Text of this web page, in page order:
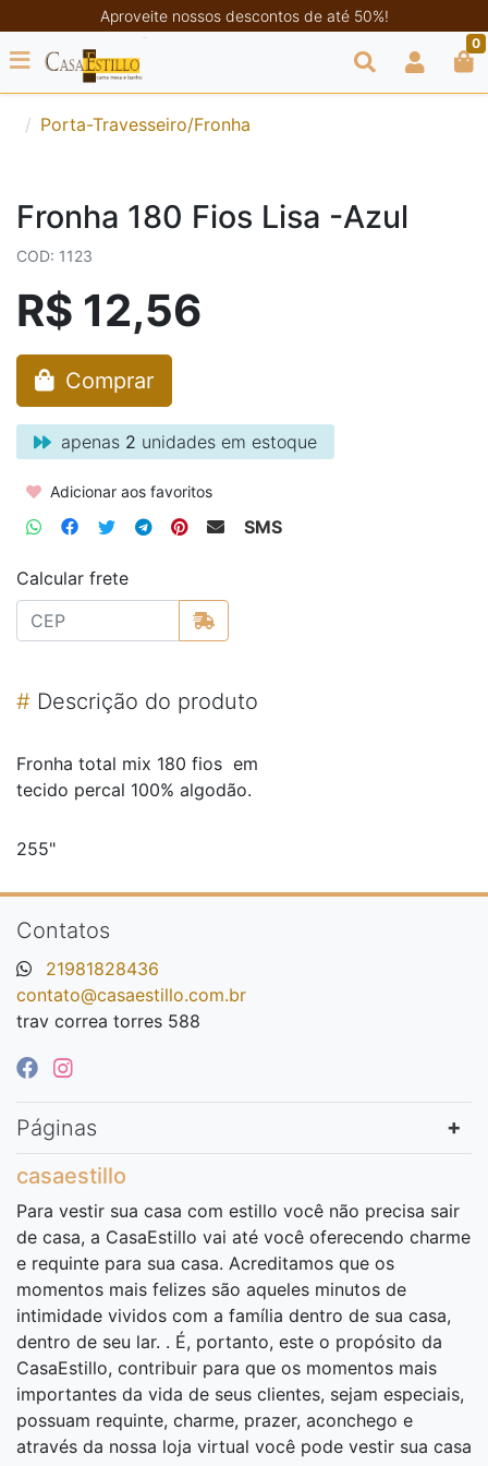
Aproveite nossos descontos de até 50%!
0
Porta-Travesseiro/Fronha
Fronha 180 Fios Lisa -Azul
COD: 1123
R$ 12,56
Comprar
apenas 2 unidades em estoque
Adicionar aos favoritos
SMS
Calcular frete
# Descrição do produto
Fronha total mix 180 fios em
tecido percal 100% algodão.
255"
Contatos
21981828436
contato@casaestillo.com.br
trav correa torres 588
Páginas
casaestillo
Para vestir sua casa com estillo você não precisa sair
de casa, a CasaEstillo vai até você oferecendo charme
e requinte para sua casa. Acreditamos que os
momentos mais felizes são aqueles minutos de
intimidade vividos com a família dentro de sua casa,
dentro de seu lar. . É, portanto, este o propósito da
CasaEstillo, contribuir para que os momentos mais
importantes da vida de seus clientes, sejam especiais,
possuam requinte, charme, prazer, aconchego e
através da nossa loja virtual você pode vestir sua casa